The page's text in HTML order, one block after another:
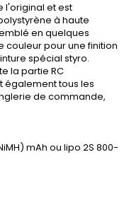
l'original et est
à haute
en quelques
couleur pour une finition
spécial styro.
la partie RC
également tous les
de commande,
mAh ou lipo 2S 800-